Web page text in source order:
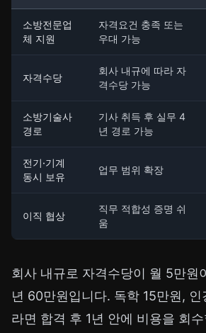
소방전문업
체 지원
자격요건 충족 또는
우대 가능
자격수당
회사 내규에 따라 자
격수당 가능
소방기술사
경로
기사 취득 후 실무 4
년 경로 가능
전기·기계
동시 보유
업무 범위 확장
이직 협상
직무 적합성 증명 쉬
움
회사 내규로 자격수당이 월 5만원
년 60만원입니다. 독학 15만원,
라면 합격 후 1년 안에 비용을 회